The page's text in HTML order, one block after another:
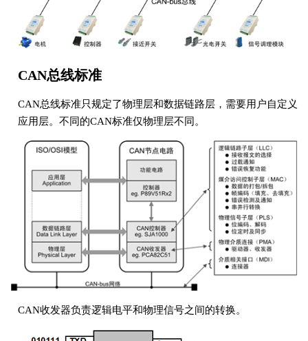
CAN总线标准
CAN总线标准只规定了物理层和数据链路层，需要用户自定义
应用层。不同的CAN标准仅物理层不同。
CAN收发器负责逻辑电平和物理信号之间的转换。